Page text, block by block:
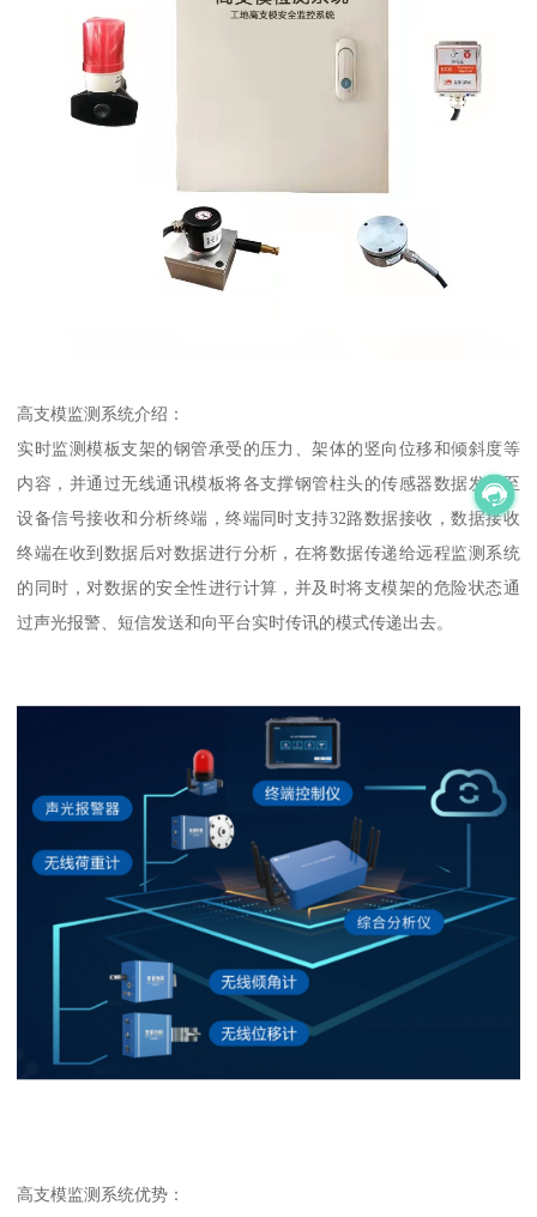
高支模监测系统介绍：
实时监测模板支架的钢管承受的压力、架体的竖向位移和倾斜度等
内容，并通过无线通讯模板将各支撑钢管柱头的传感器数据发送至
设备信号接收和分析终端，终端同时支持32路数据接收，数据接收
终端在收到数据后对数据进行分析，在将数据传递给远程监测系统
的同时，对数据的安全性进行计算，并及时将支模架的危险状态通
过声光报警、短信发送和向平台实时传讯的模式传递出去。
高支模监测系统优势：